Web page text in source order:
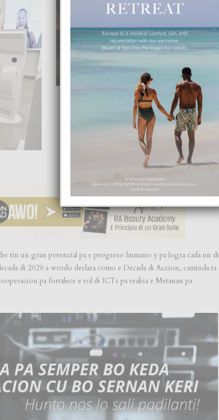
tin un gran potencial pa e progreso humano y pa logra cada un di
di 2020 a wordo declara como e Decada di Accion, caminda ta
pa fortalece e rol di ICTs pa realisa e Metanan pa